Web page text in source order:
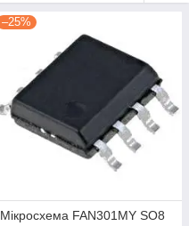
–25%
Мікросхема FAN301MY SO8